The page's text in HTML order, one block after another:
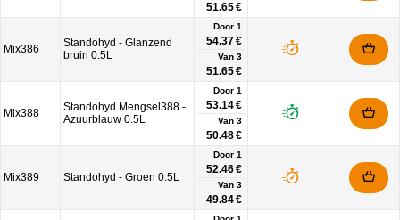
51.65 €
Mix386
Standohyd - Glanzend
bruin 0.5L
Door 1
54.37 €
Van 3
51.65 €
Mix388
Standohyd Mengsel388 -
Azuurblauw 0.5L
Door 1
53.14 €
Van 3
50.48 €
Mix389 Standohyd - Groen 0.5L
Door 1
52.46 €
Van 3
49.84 €